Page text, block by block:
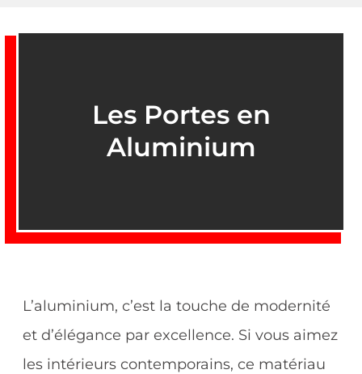
Les Portes en
Aluminium
L’aluminium, c’est la touche de modernité
et d’élégance par excellence. Si vous aimez
les intérieurs contemporains, ce matériau